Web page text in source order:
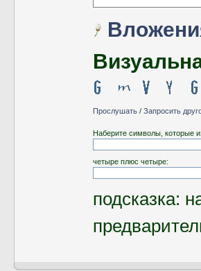
Прослушать/ Запросить
Наберите символы, которые
четыре плюс четыре:
подсказка: